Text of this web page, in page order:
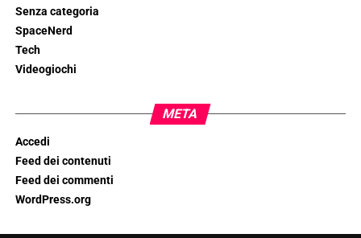
Senza categoria
SpaceNerd
Tech
Videogiochi
META
Accedi
Feed dei contenuti
Feed dei commenti
WordPress.org